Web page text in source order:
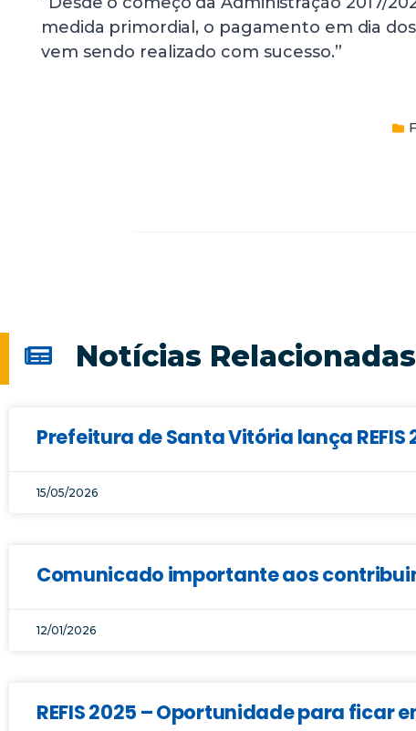
medida primordial, o pagamento em dia
vem sendo realizado com sucesso.”
Notícias Relacionadas
Prefeitura de Santa Vitória lança
15/05/2026
Comunicado importante aos
12/01/2026
REFIS 2025 – Oportunidade para ficar